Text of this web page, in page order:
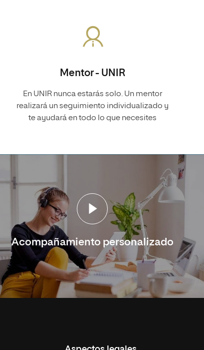
Mentor - UNIR
En UNIR nunca estarás solo. Un mentor
realizará un seguimiento individualizado y
te ayudará en todo lo que necesites
Acompañamiento personalizado